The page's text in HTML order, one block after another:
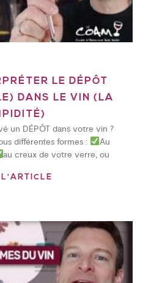
LE DÉPÔT
DANS LE VIN (LA
un DÉPÔT dans votre vin ?
différentes formes :
Au
au creux de votre verre, ou
L'ARTICLE